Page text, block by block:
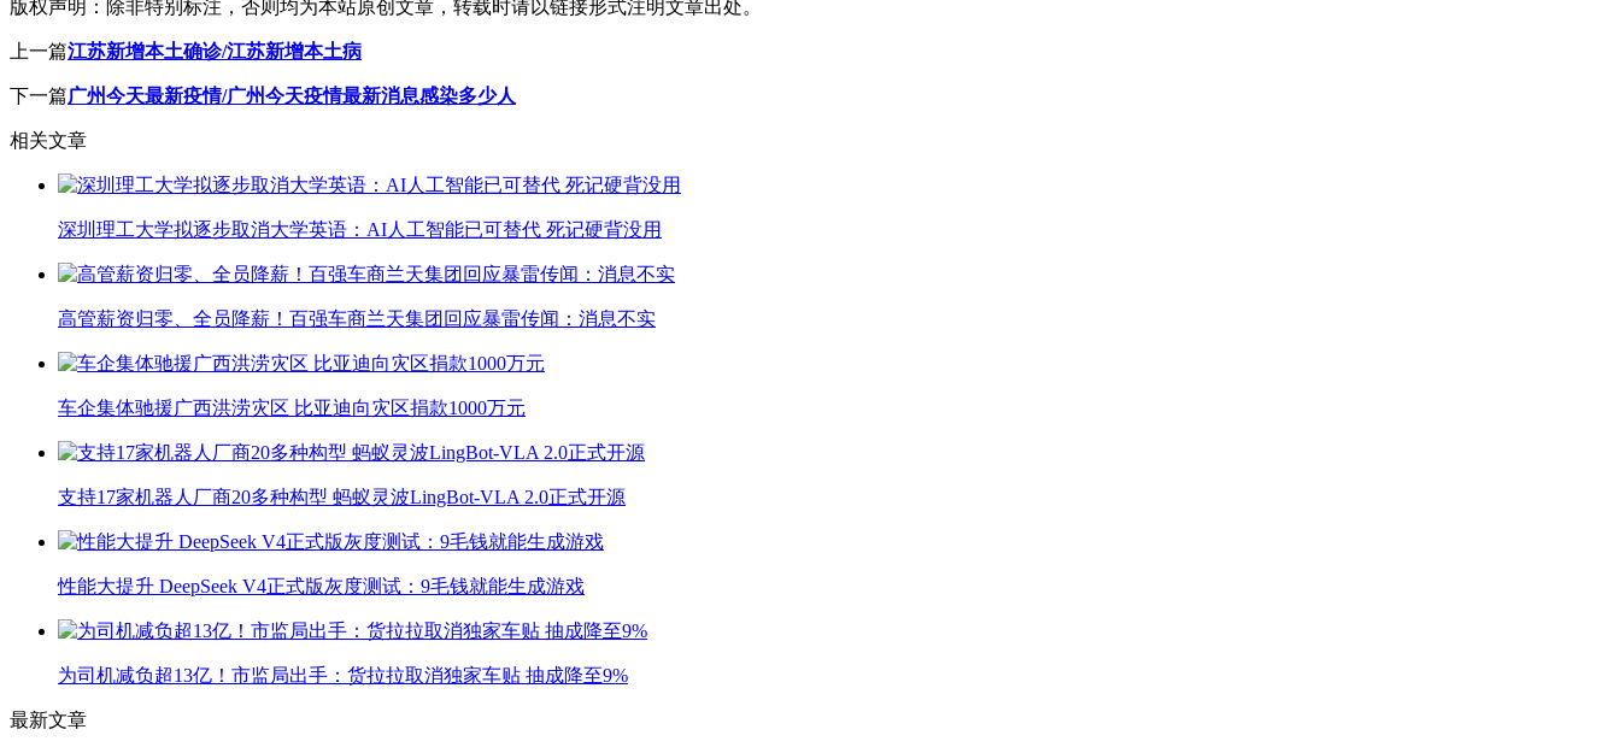
版权声明： 除非特别标注，否则均为本站原创文章，转载时请以链接形式注明文章出处。
上一篇江苏新增本土确诊/江苏新增本土病
下一篇广州今天最新疫情/广州今天疫情最新消息感染多少人
相关文章
深圳理工大学拟逐步取消大学英语：AI人工智能已可替代 死记硬背没用
高管薪资归零、全员降薪！百强车商兰天集团回应暴雷传闻：消息不实
车企集体驰援广西洪涝灾区 比亚迪向灾区捐款1000万元
支持17家机器人厂商20多种构型 蚂蚁灵波LingBot-VLA 2.0正式开源
性能大提升 DeepSeek V4正式版灰度测试：9毛钱就能生成游戏
为司机减负超13亿！市监局出手：货拉拉取消独家车贴 抽成降至9%
最新文章